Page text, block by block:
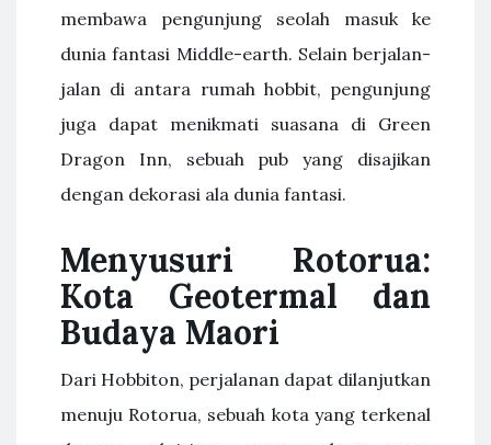
membawa pengunjung seolah masuk ke
dunia fantasi Middle-earth. Selain berjalan-
jalan di antara rumah hobbit, pengunjung
juga dapat menikmati suasana di Green
Dragon Inn, sebuah pub yang disajikan
dengan dekorasi ala dunia fantasi.
Menyusuri Rotorua:
Kota Geotermal dan
Budaya Maori
Dari Hobbiton, perjalanan dapat dilanjutkan
menuju Rotorua, sebuah kota yang terkenal